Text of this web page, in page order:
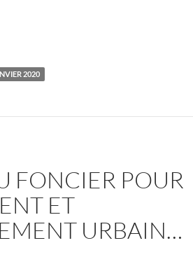
2020
FONCIER POUR
ET
URBAIN…